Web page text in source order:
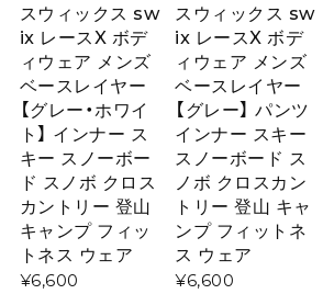
スウィックス sw
ix レースX ボデ
ィウェア メンズ
ベースレイヤー
【グレー・ホワイ
ト】 インナー ス
キー スノーボー
ド スノボ クロス
カントリー 登山
キャンプ フィッ
トネス ウェア
¥6,600
スウィックス sw
ix レースX ボデ
ィウェア メンズ
ベースレイヤー
【グレー】 パンツ
インナー スキー
スノーボード ス
ノボ クロスカン
トリー 登山 キャ
ンプ フィットネ
ス ウェア
¥6,600